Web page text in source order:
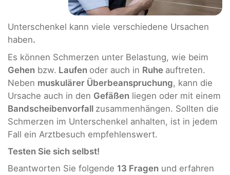
Unterschenkel kann viele verschiedene Ursachen
haben.
Es können Schmerzen unter Belastung, wie beim
Gehen bzw. Laufen oder auch in Ruhe auftreten.
Neben muskulärer Überbeanspruchung, kann die
Ursache auch in den Gefäßen liegen oder mit einem
Bandscheibenvorfall zusammenhängen. Sollten die
Schmerzen im Unterschenkel anhalten, ist in jedem
Fall ein Arztbesuch empfehlenswert.
Testen Sie sich selbst!
Beantworten Sie folgende 13 Fragen und erfahren